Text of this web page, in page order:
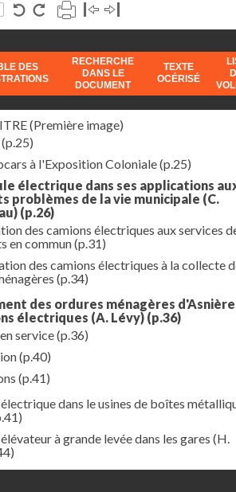
DES
RECHERCHE
DANS LE
DOCUMENT
TEXTE
OCÉRISÉ
(Première image)
(p.25)
à l'Exposition Coloniale(p.25)
électrique dans ses applications
problèmes de la vie municipale (C.
(p.26)
des camions électriques aux services
en commun(p.31)
des camions électriques à la collecte
(p.34)
des ordures ménagères
électriques (A. Lévy) (p.36)
service(p.36)
(p.40)
(p.41)
dans le usines de boîtes
à grande levée dans les gares (H.
chariots électriques à la C. G. T. à